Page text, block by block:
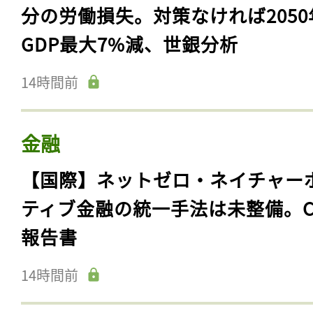
分の労働損失。対策なければ
GDP最大7%減、世銀分析
14時間前
金融
【国際】ネットゼロ・ネイチャー
ティブ金融の統一手法は未整備。
報告書
14時間前